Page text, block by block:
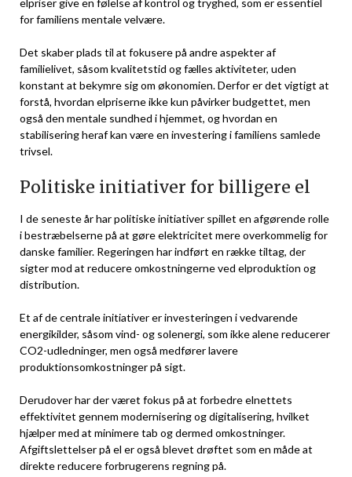
elpriser give en følelse af kontrol og tryghed, som er essentiel
for familiens mentale velvære.
Det skaber plads til at fokusere på andre aspekter af
familielivet, såsom kvalitetstid og fælles aktiviteter, uden
konstant at bekymre sig om økonomien. Derfor er det vigtigt at
forstå, hvordan elpriserne ikke kun påvirker budgettet, men
også den mentale sundhed i hjemmet, og hvordan en
stabilisering heraf kan være en investering i familiens samlede
trivsel.
Politiske initiativer for billigere el
I de seneste år har politiske initiativer spillet en afgørende rolle
i bestræbelserne på at gøre elektricitet mere overkommelig for
danske familier. Regeringen har indført en række tiltag, der
sigter mod at reducere omkostningerne ved elproduktion og
distribution.
Et af de centrale initiativer er investeringen i vedvarende
energikilder, såsom vind- og solenergi, som ikke alene reducerer
CO2-udledninger, men også medfører lavere
produktionsomkostninger på sigt.
Derudover har der været fokus på at forbedre elnettets
effektivitet gennem modernisering og digitalisering, hvilket
hjælper med at minimere tab og dermed omkostninger.
Afgiftslettelser på el er også blevet drøftet som en måde at
direkte reducere forbrugerens regning på.